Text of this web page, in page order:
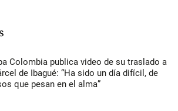
Colombia publica video de su traslado a
de Ibagué: “Ha sido un día difícil, de
que pesan en el alma”